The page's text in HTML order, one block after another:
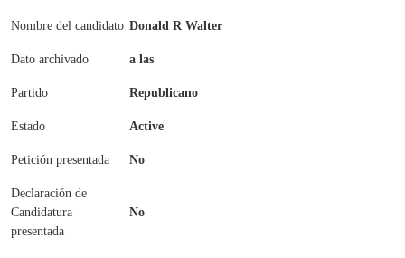
Nombre del candidato Donald R Walter
Dato archivado a las
Partido Republicano
Estado Active
Petición presentada No
Declaración de
Candidatura
presentada
No